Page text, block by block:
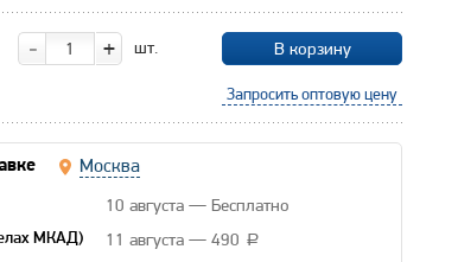
- + шт. В корзину
Запросить оптовую цену
Москва
10 августа — Бесплатно
МКАД) 11 августа — 490 a